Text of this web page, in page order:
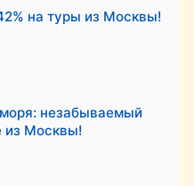
на туры из Москвы!
незабываемый
из Москвы!